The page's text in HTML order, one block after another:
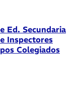
Ed. Secundaria
Inspectores
Colegiados